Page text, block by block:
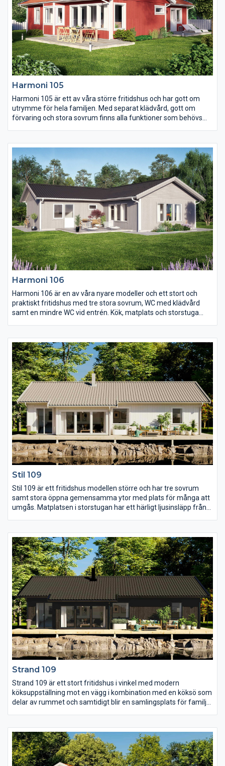
Harmoni 105
Harmoni 105 är ett av våra större fritidshus och har gott om
utrymme för hela familjen. Med separat klädvård, gott om
förvaring och stora sovrum finns alla funktioner som behövs
gemensamma ytorna en härlig ljus känsla.
Harmoni 106
Harmoni 106 är en av våra nyare modeller och ett stort och
praktiskt fritidshus med tre stora sovrum, WC med klädvård
samt en mindre WC vid entrén. Kök, matplats och storstuga
uteplatsen i vinkel som är perfekt för att spendera sköna
kvällar på utan att oroa sig för kalla vindar.
Stil 109
Stil 109 är ett fritidshus modellen större och har tre sovrum
samt stora öppna gemensamma ytor med plats för många att
umgås. Matplatsen i storstugan har ett härligt ljusinsläpp från
avskilt WC som även kan göras om till klädkammare om så
önskas. Bredvid det gemensamma WC:et finns även separat
klädvård, en uppskattad funktion vid permanentboende.
Strand 109
Strand 109 är ett stort fritidshus i vinkel med modern
köksuppställning mot en vägg i kombination med en köksö som
delar av rummet och samtidigt blir en samlingsplats för familj
inne/ute-känsla. I vinkeln ligger det stora sovrummet separerat
från övriga huset och här finns även WC och klädvård.